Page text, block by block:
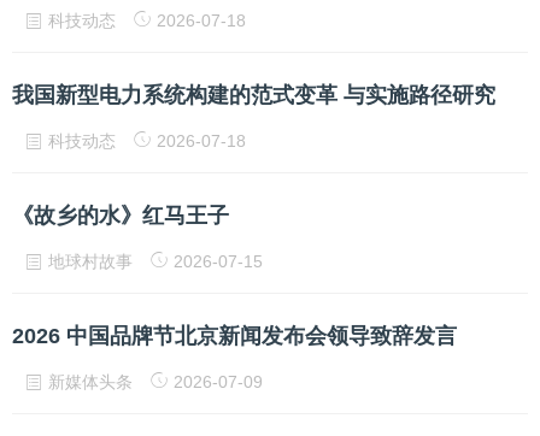
科技动态 2026-07-18
我国新型电力系统构建的范式变革 与实施路径研究
科技动态 2026-07-18
《故乡的水》红马王子
地球村故事 2026-07-15
2026 中国品牌节北京新闻发布会领导致辞发言
新媒体头条 2026-07-09